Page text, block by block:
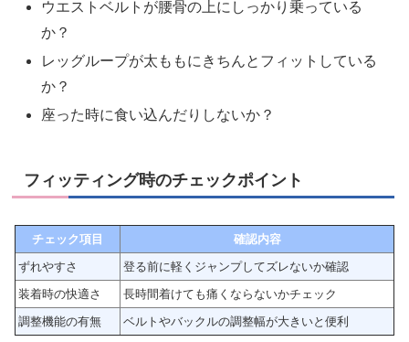
ウエストベルトが腰骨の上にしっかり乗っている
か？
レッグループが太ももにきちんとフィットしている
か？
座った時に食い込んだりしないか？
フィッティング時のチェックポイント
チェック項目
確認内容
ずれやすさ
登る前に軽くジャンプしてズレないか確認
装着時の快適さ
長時間着けても痛くならないかチェック
調整機能の有無
ベルトやバックルの調整幅が大きいと便利